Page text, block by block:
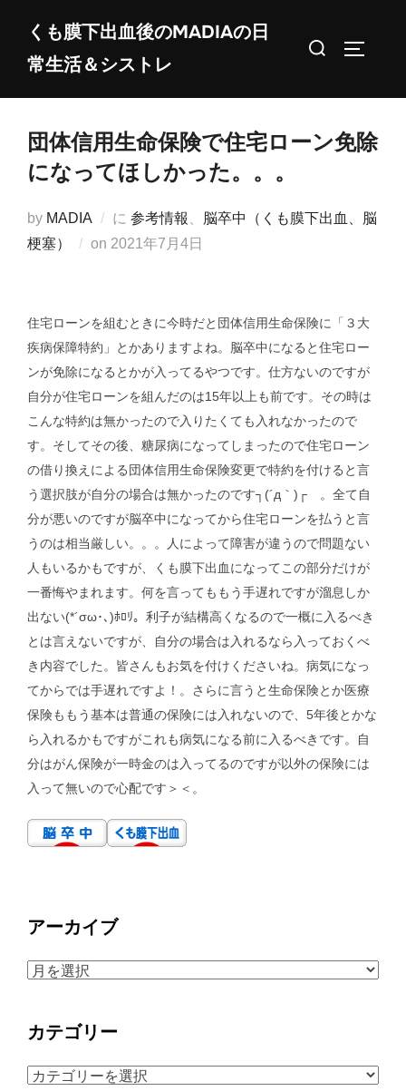
くも膜下出血後のMADIAの日
常生活＆シストレ
検
団体信用生命保険で住宅ローン免除
になってほしかった。。。
by MADIA に 参考情報
脳卒中（くも膜下出血、脳
梗塞）
on 投
2021年7月4日
住宅ローンを組むときに今時だと団体信用生命保険に「３大
疾病保障特約」とかありますよね。脳卒中になると住宅ロー
ンが免除になるとかが入ってるやつです。仕方ないのですが
自分が住宅ローンを組んだのは15年以上も前です。その時は
こんな特約は無かったので入りたくても入れなかったので
す。そしてその後、糖尿病になってしまったので住宅ローン
の借り換えによる団体信用生命保険変更で特約を付けると言
う選択肢が自分の場合は無かったのです┐(´д｀)┌ 。全て自
分が悪いのですが脳卒中になってから住宅ローンを払うと言
うのは相当厳しい。。。人によって障害が違うので問題ない
人もいるかもですが、くも膜下出血になってこの部分だけが
一番悔やまれます。何を言ってももう手遅れですが溜息しか
出ない(*´σω･､)ﾎﾛﾘ。利子が結構高くなるので一概に入るべき
とは言えないですが、自分の場合は入れるなら入っておくべ
き内容でした。皆さんもお気を付けくださいね。病気になっ
てからでは手遅れですよ！。さらに言うと生命保険とか医療
保険ももう基本は普通の保険には入れないので、5年後とかな
ら入れるかもですがこれも病気になる前に入るべきです。自
分はがん保険が一時金のは入ってるのですが以外の保険には
入って無いので心配です＞＜。
アーカイブ
ア
ブ
カテゴリー
カ